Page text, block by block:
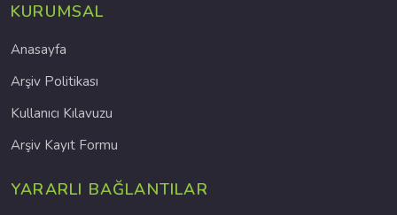
KURUMSAL
Anasayfa
Arşiv Politikası
Kullanıcı Kılavuzu
Arşiv Kayıt Formu
YARARLI BAĞLANTILAR